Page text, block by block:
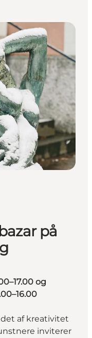
på
og
af kreativitet
inviterer